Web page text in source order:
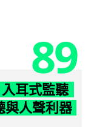
89
耳式監聽
與人聲利器